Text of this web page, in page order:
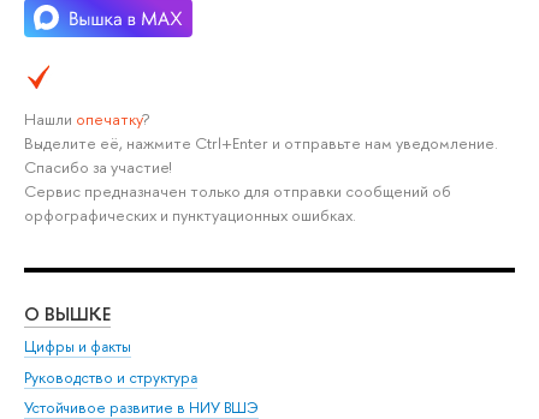
Нашли опечатку?
ыделите её, нажмите Ctrl+Enter и отправьте нам уведомление.
Спасибо за участие!
Сервис предназначен только для отправки сообщений о
орфографических и пунктуационных ошибках.
О ВЫШКЕ
Цифры и факты
Руководство и структура
Устойчивое развитие в НИУ ВШЭ